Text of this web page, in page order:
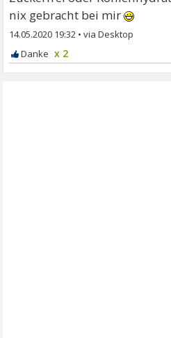
nix gebracht bei mir
14.05.2020 19:32 •
x 2